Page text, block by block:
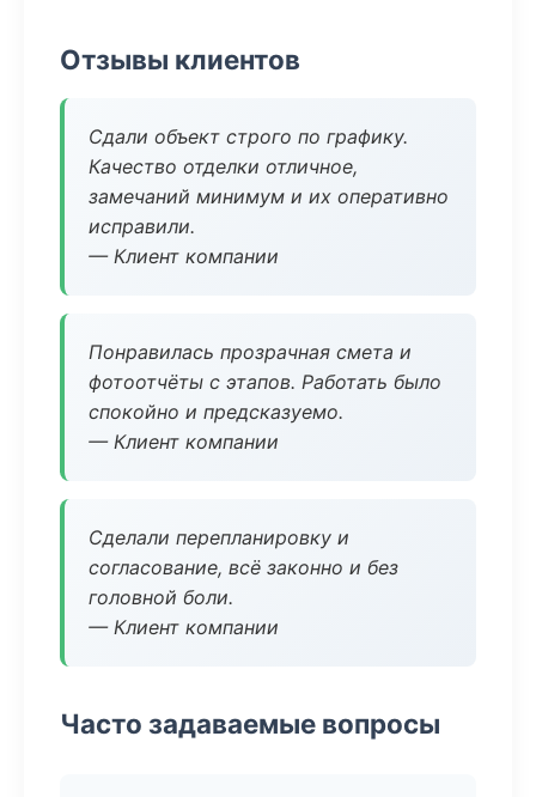
Отзывы клиентов
Сдали объект строго по графику.
Качество отделки отличное,
замечаний минимум и их оперативно
исправили.
— Клиент компании
Понравилась прозрачная смета и
фотоотчёты с этапов. Работать было
спокойно и предсказуемо.
— Клиент компании
Сделали перепланировку и
согласование, всё законно и без
головной боли.
— Клиент компании
Часто задаваемые вопросы